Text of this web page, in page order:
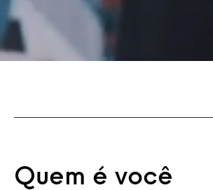
Quem é você